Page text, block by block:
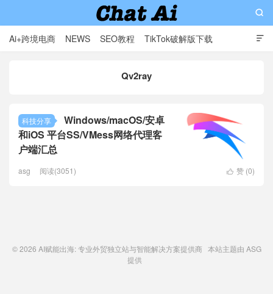

Ai+跨境电商 NEWS SEO教程 TikTok破解版下载

Qv2ray
科技分享
Windows/macOS/安卓
和iOS 平台SS/VMess网络代理客
户端汇总
 赞 (0)
asg 阅读(3051)
© 2026 AI赋能出海: 专业外贸独立站与智能解决方案提供商本站主题由 ASG
提供